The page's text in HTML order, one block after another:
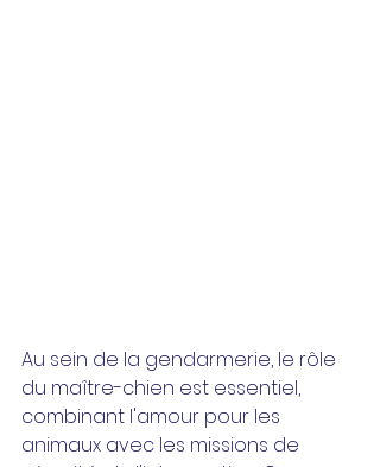
Au sein de la gendarmerie, le rôle
du maître-chien est essentiel,
combinant l'amour pour les
animaux avec les missions de